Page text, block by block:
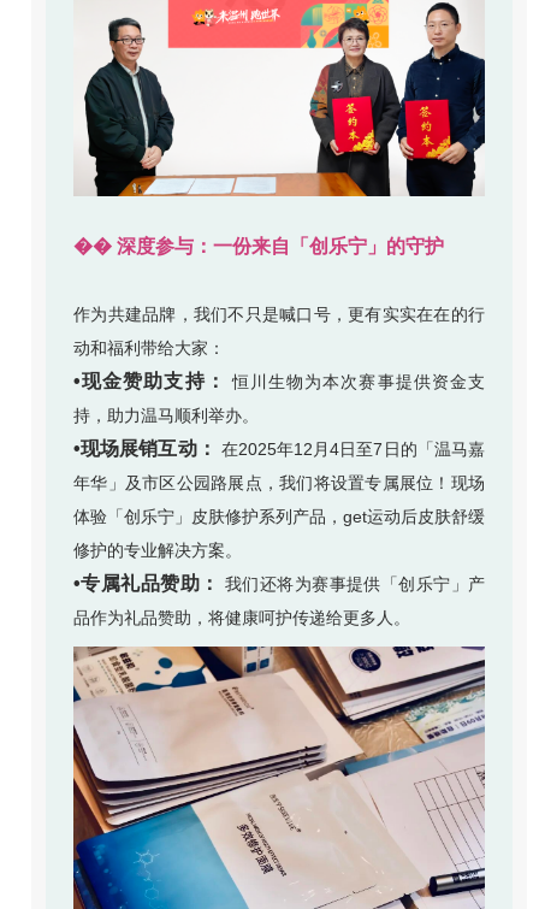
�� 深度参与：一份来自「创乐宁」的守护
作为共建品牌，我们不只是喊口号，更有实实在在的行
动和福利带给大家：
•现金赞助支持：
恒川生物为本次赛事提供资金支
持，助力温马顺利举办。
•现场展销互动： 在2025年12月4日至7日的「温马嘉
年华」及市区公园路展点，我们将设置专属展位！现场
体验「创乐宁」皮肤修护系列产品，get运动后皮肤舒缓
修护的专业解决方案。
•专属礼品赞助：
我们还将为赛事提供「创乐宁」产
品作为礼品赞助，将健康呵护传递给更多人。